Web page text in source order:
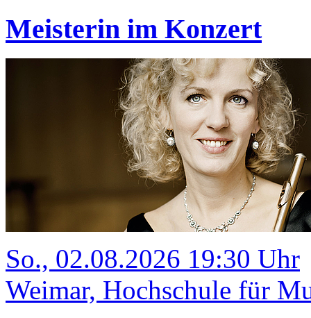
Meisterin im Konzert
So., 02.08.2026 19:30 Uhr
Weimar, Hochschule für